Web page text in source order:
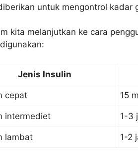
untuk mengontrol kadar
kita melanjutkan ke cara
Jenis Insulin
cepat 15
intermediet 1-3
lambat 1-2